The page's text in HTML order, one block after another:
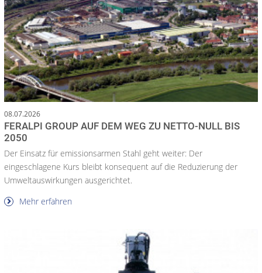
08.07.2026
FERALPI GROUP AUF DEM WEG ZU NETTO-NULL BIS
2050
Der Einsatz für emissionsarmen Stahl geht weiter: Der
eingeschlagene Kurs bleibt konsequent auf die Reduzierung der
Umweltauswirkungen ausgerichtet.
Mehr erfahren